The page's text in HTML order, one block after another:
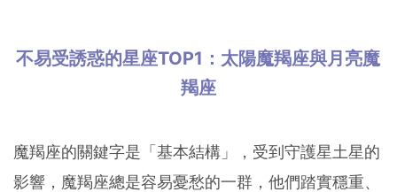
不易受誘惑的星座TOP1：太陽魔羯座與月亮魔
羯座
魔羯座的關鍵字是「基本結構」，受到守護星土星的
影響，魔羯座總是容易憂愁的一群，他們踏實穩重、